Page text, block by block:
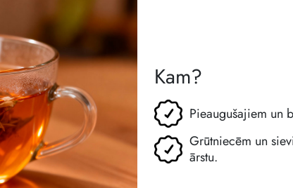
Kam?
Pieaugušajiem un
Grūtniecēm un
ārstu.